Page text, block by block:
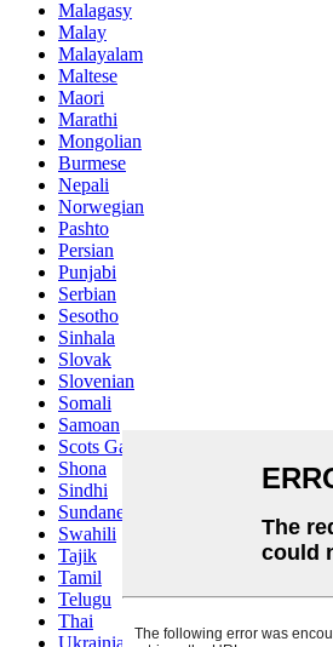
Malagasy
Malay
Malayalam
Maltese
Maori
Marathi
Mongolian
Burmese
Nepali
Norwegian
Pashto
Persian
Punjabi
Serbian
Sesotho
Sinhala
Slovak
Slovenian
Somali
Samoan
Scots Gaelic
Shona
Sindhi
Sundanese
Swahili
Tajik
Tamil
Telugu
Thai